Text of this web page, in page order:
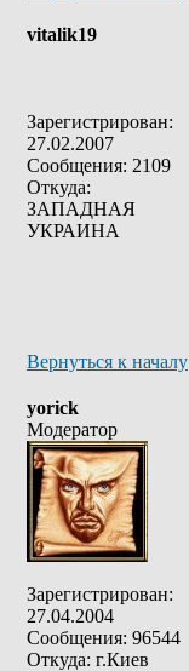
vitalik19
Зарегистрирован:
27.02.2007
Сообщения: 2109
Откуда:
ЗАПАДНАЯ
УКРАИНА
Вернуться к началу
yorick
Модератор
Зарегистрирован:
27.04.2004
Сообщения: 96544
Откуда: г.Киев